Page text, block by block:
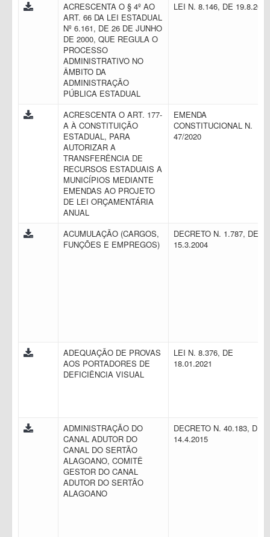
ACRESCENTA O § 4º AO
ART. 66 DA LEI ESTADUAL
Nº 6.161, DE 26 DE JUNHO
DE 2000, QUE REGULA O
PROCESSO
ADMINISTRATIVO NO
ÂMBITO DA
ADMINISTRAÇÃO
PÚBLICA ESTADUAL
LEI N. 8.146, DE
ACRESCENTA O ART. 177-
A À CONSTITUIÇÃO
ESTADUAL, PARA
AUTORIZAR A
TRANSFERÊNCIA DE
RECURSOS ESTADUAIS A
MUNICÍPIOS MEDIANTE
EMENDAS AO PROJETO
DE LEI ORÇAMENTÁRIA
ANUAL
EMENDA
CONSTITUCIONAL N.
47/2020
ACUMULAÇÃO (CARGOS,
FUNÇÕES E EMPREGOS)
DECRETO N. 1.787, DE
15.3.2004
ADEQUAÇÃO DE PROVAS
AOS PORTADORES DE
DEFICIÊNCIA VISUAL
LEI N. 8.376, DE
18.01.2021
ADMINISTRAÇÃO DO
CANAL ADUTOR DO
CANAL DO SERTÃO
ALAGOANO, COMITÊ
GESTOR DO CANAL
ADUTOR DO SERTÃO
ALAGOANO
DECRETO N. 40.183, DE
14.4.2015